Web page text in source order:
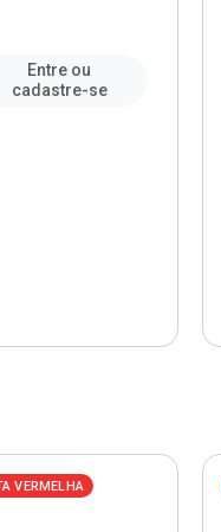
Entre ou
cadastre-se
VERMELHA